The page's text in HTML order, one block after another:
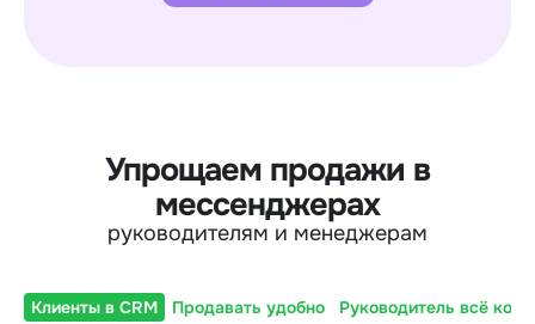
Упрощаем продажи в
мессенджерах
руководителям и менеджерам
Клиенты в CRM Продавать удобно Руководитель всё